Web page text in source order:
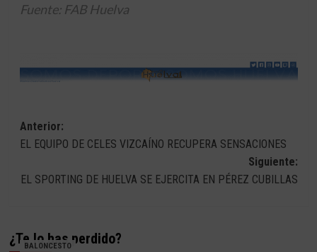
Fuente: FAB Huelva
Navegación
de
entradas
Anterior:
EL EQUIPO DE CELES VIZCAÍNO RECUPERA SENSACIONES
Siguiente:
EL SPORTING DE HUELVA SE EJERCITA EN PÉREZ CUBILLAS
¿Te lo has perdido?
BALONCESTO